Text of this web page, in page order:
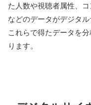
た人数や視聴者属性、
などのデータがデジタ
これらで得たデータを
ります。